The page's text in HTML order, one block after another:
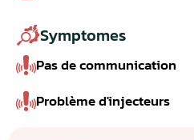
Symptomes
Pas de communication
Problème d'injecteurs